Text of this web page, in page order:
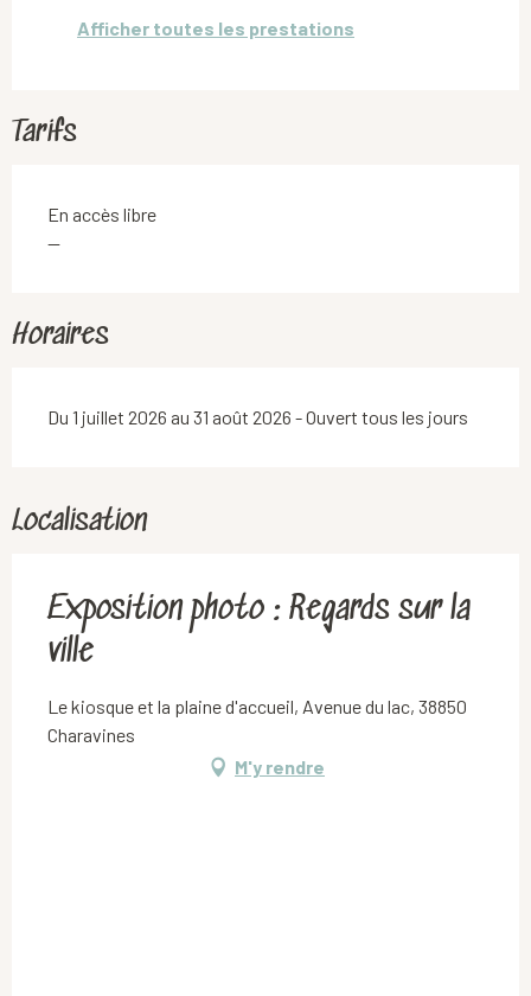
Afficher toutes les prestations
Tarifs
En accès libre
—
Horaires
Du 1 juillet 2026 au 31 août 2026 - Ouvert tous les jours
Localisation
Exposition photo : Regards sur la
ville
Le kiosque et la plaine d'accueil, Avenue du lac, 38850
Charavines
M'y rendre